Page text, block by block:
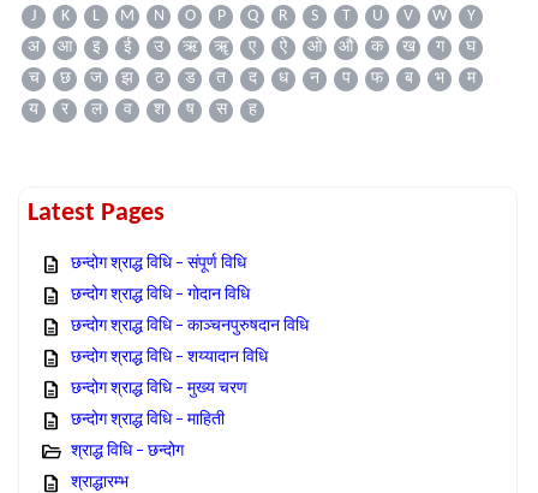
J
K L M N O P Q R S T U V W
Y
अ
आ इ ई उ ऋ ॠ ए ऐ ओ औ क ख ग
घ
च
छ ज झ ठ ड त द ध न प फ ब भ
म
य
र ल व श ष स ह
Latest Pages
छन्दोग श्राद्ध विधि – संपूर्ण विधि
छन्दोग श्राद्ध विधि – गोदान विधि
छन्दोग श्राद्ध विधि – काञ्चनपुरुषदान विधि
छन्दोग श्राद्ध विधि – शय्यादान विधि
छन्दोग श्राद्ध विधि – मुख्य चरण
छन्दोग श्राद्ध विधि – माहिती
श्राद्ध विधि – छन्दोग
श्राद्धारम्भ